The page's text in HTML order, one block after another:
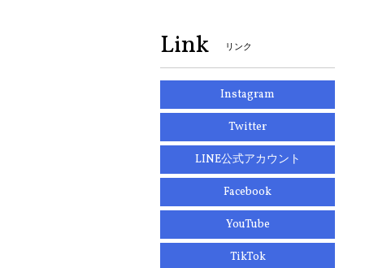
Link リンク
Instagram
Twitter
LINE公式アカウント
Facebook
YouTube
TikTok